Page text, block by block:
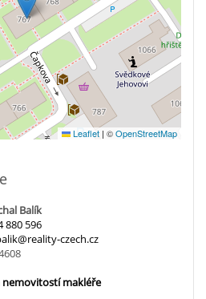
Leaflet | ©OpenStreetMap
Balík
880 596
czech.cz
nemovitostí makléře